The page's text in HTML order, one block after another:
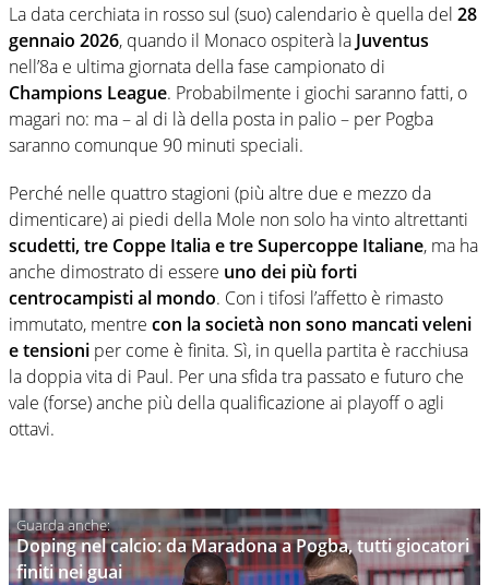
La data cerchiata in rosso sul (suo) calendario è quella del 28
gennaio 2026, quando il Monaco ospiterà la Juventus
nell’8a e ultima giornata della fase campionato di
Champions League. Probabilmente i giochi saranno fatti, o
magari no: ma – al di là della posta in palio – per Pogba
saranno comunque 90 minuti speciali.
Perché nelle quattro stagioni (più altre due e mezzo da
dimenticare) ai piedi della Mole non solo ha vinto altrettanti
scudetti, tre Coppe Italia e tre Supercoppe Italiane, ma ha
anche dimostrato di essere uno dei più forti
centrocampisti al mondo. Con i tifosi l’affetto è rimasto
immutato, mentre con la società non sono mancati veleni
e tensioni per come è finita. Sì, in quella partita è racchiusa
la doppia vita di Paul. Per una sfida tra passato e futuro che
vale (forse) anche più della qualificazione ai playoff o agli
ottavi.
Doping nel calcio: da Maradona a Pogba, tutti giocatori
finiti nei guai